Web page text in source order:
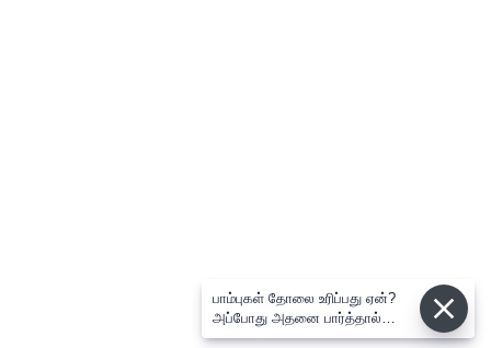
பாம்புகள் தோலை உரிப்பது ஏன்?
அப்போது அதனை பார்த்தால்
பழிவாங்குமா?